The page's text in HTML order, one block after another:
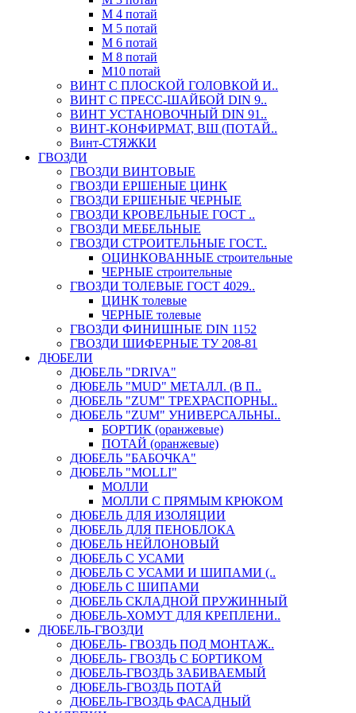
М 4 потай
М 5 потай
М 6 потай
М 8 потай
М10 потай
ВИНТ С ПЛОСКОЙ ГОЛОВКОЙ И..
ВИНТ С ПРЕСС-ШАЙБОЙ DIN 9..
ВИНТ УСТАНОВОЧНЫЙ DIN 91..
ВИНТ-КОНФИРМАТ, ВШ (ПОТАЙ..
Винт-СТЯЖКИ
ГВОЗДИ
ГВОЗДИ ВИНТОВЫЕ
ГВОЗДИ ЕРШЕНЫЕ ЦИНК
ГВОЗДИ ЕРШЕНЫЕ ЧЕРНЫЕ
ГВОЗДИ КРОВЕЛЬНЫЕ ГОСТ ..
ГВОЗДИ МЕБЕЛЬНЫЕ
ГВОЗДИ СТРОИТЕЛЬНЫЕ ГОСТ..
ОЦИНКОВАННЫЕ строительные
ЧЕРНЫЕ строительные
ГВОЗДИ ТОЛЕВЫЕ ГОСТ 4029..
ЦИНК толевые
ЧЕРНЫЕ толевые
ГВОЗДИ ФИНИШНЫЕ DIN 1152
ГВОЗДИ ШИФЕРНЫЕ ТУ 208-81
ДЮБЕЛИ
ДЮБЕЛЬ "DRIVA"
ДЮБЕЛЬ "MUD" МЕТАЛЛ. (В П..
ДЮБЕЛЬ "ZUM" ТРЕХРАСПОРНЫ..
ДЮБЕЛЬ "ZUM" УНИВЕРСАЛЬНЫ..
БОРТИК (оранжевые)
ПОТАЙ (оранжевые)
ДЮБЕЛЬ "БАБОЧКА"
ДЮБЕЛЬ "МOLLI"
МОЛЛИ
МОЛЛИ С ПРЯМЫМ КРЮКОМ
ДЮБЕЛЬ ДЛЯ ИЗОЛЯЦИИ
ДЮБЕЛЬ ДЛЯ ПЕНОБЛОКА
ДЮБЕЛЬ НЕЙЛОНОВЫЙ
ДЮБЕЛЬ С УСАМИ
ДЮБЕЛЬ С УСАМИ И ШИПАМИ (..
ДЮБЕЛЬ С ШИПАМИ
ДЮБЕЛЬ СКЛАДНОЙ ПРУЖИННЫЙ
ДЮБЕЛЬ-ХОМУТ ДЛЯ КРЕПЛЕНИ..
ДЮБЕЛЬ-ГВОЗДИ
ДЮБЕЛЬ- ГВОЗДЬ ПОД МОНТАЖ..
ДЮБЕЛЬ- ГВОЗДЬ С БОРТИКОМ
ДЮБЕЛЬ-ГВОЗДЬ ЗАБИВАЕМЫЙ
ДЮБЕЛЬ-ГВОЗДЬ ПОТАЙ
ДЮБЕЛЬ-ГВОЗДЬ ФАСАДНЫЙ